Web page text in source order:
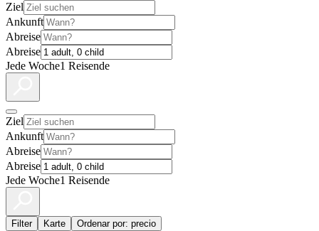
Ziel
Ankunft
Abreise
Abreise
Jede Woche1 Reisende
Ziel
Ankunft
Abreise
Abreise
Jede Woche1 Reisende
Filter Karte Ordenar por: precio